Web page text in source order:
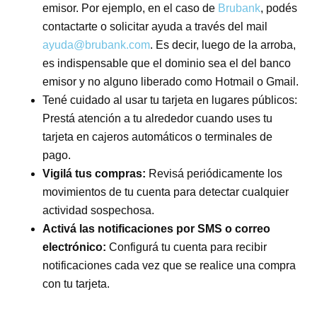
emisor. Por ejemplo, en el caso de Brubank, podés
contactarte o solicitar ayuda a través del mail
ayuda@brubank.com. Es decir, luego de la arroba,
es indispensable que el dominio sea el del banco
emisor y no alguno liberado como Hotmail o Gmail.
Tené cuidado al usar tu tarjeta en lugares públicos:
Prestá atención a tu alrededor cuando uses tu
tarjeta en cajeros automáticos o terminales de
pago.
Vigilá tus compras: Revisá periódicamente los
movimientos de tu cuenta para detectar cualquier
actividad sospechosa.
Activá las notificaciones por SMS o correo
electrónico: Configurá tu cuenta para recibir
notificaciones cada vez que se realice una compra
con tu tarjeta.